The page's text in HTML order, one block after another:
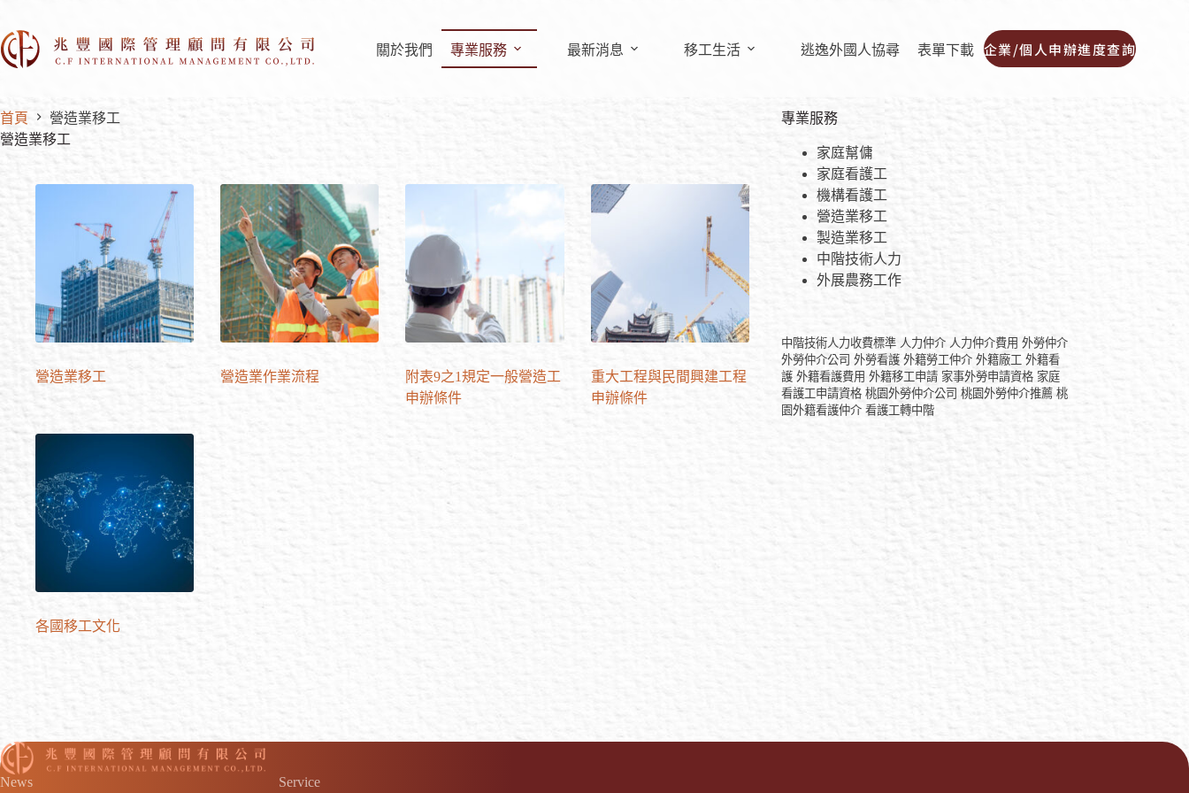
關於我們 專業服務 最新消息 移工生活 逃逸外國人協尋 表單下載 企業/個人申辦進度查詢
首頁
營造業移工
營造業移工
營造業移工 營造業作業流程
附表9之1規定一般營造工
申辦條件
重大工程與民間興建工程
申辦條件
各國移工文化
專業服務
家庭幫傭
家庭看護工
機構看護工
營造業移工
製造業移工
中階技術人力
外展農務工作
中階技術人力收費標準 人力仲介 人力仲介費用 外勞仲介
外勞仲介公司 外勞看護 外籍勞工仲介 外籍廠工 外籍看
護 外籍看護費用 外籍移工申請 家事外勞申請資格 家庭
看護工申請資格 桃園外勞仲介公司 桃園外勞仲介推薦 桃
園外籍看護仲介 看護工轉中階
News Service